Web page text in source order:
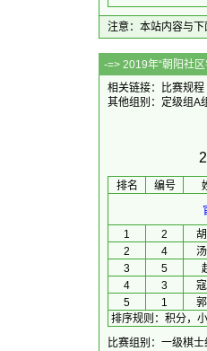
注意：本站内容与
-=> 2019年“
相关链接：
比赛规程
其他组别： 定级组A
排名 编号
1 2
2
4
3
5
4
3
5
1
排序规则 ： 积分，
比赛组别：一级棋士